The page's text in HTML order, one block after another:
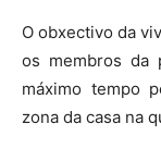
O obxectivo da
os membros da
máximo tempo
zona da casa na